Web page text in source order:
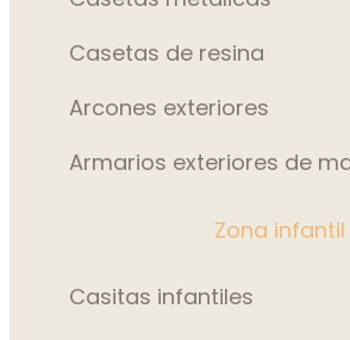
Casetas de resina
Arcones exteriores
Armarios exteriores de
Zona infantil
Casitas infantiles